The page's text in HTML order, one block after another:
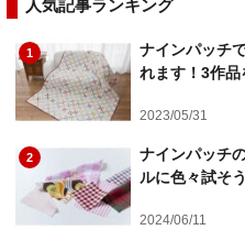
人気記事ランキング
1
ナインパッチ
れます！3作品
2023/05/31
2
ナインパッチ
ルに色々試そう
2024/06/11